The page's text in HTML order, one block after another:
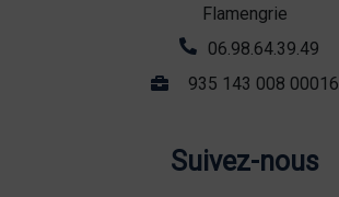
Flamengrie
06.98.64.39.49
935 143 008 00016
Suivez-nous